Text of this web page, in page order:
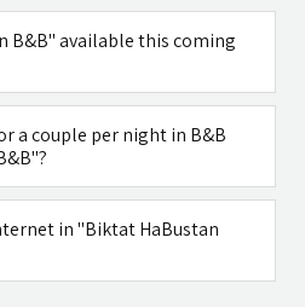
B&B" available this coming
a couple per night in B&B
in "Biktat HaBustan